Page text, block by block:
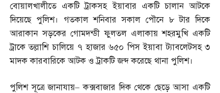
বোয়ালখালীতে একটি ট্রাকসহ ইয়াবার একটি চালান আটকে
দিয়েছে পুলিশ। গতকাল শনিবার সকাল পৌনে ৮ টার দিকে
আরাকান সড়কের গোমদন্ডী ফুলতল এলাকায় শহরমুখি একটি
ট্রাকে তল্লাশি চালিয়ে ৭ হাজার ৬৫০ পিস ইয়াবা ট্যাবলেটসহ ৩
মাদক কারবারিকে আটক ও ট্রাকটি জব্দ করেছে থানা পুলিশ।
পুলিশ সূত্রে জানাযায়–কক্সবাজার দিক থেকে ছেড়ে আসা একটি